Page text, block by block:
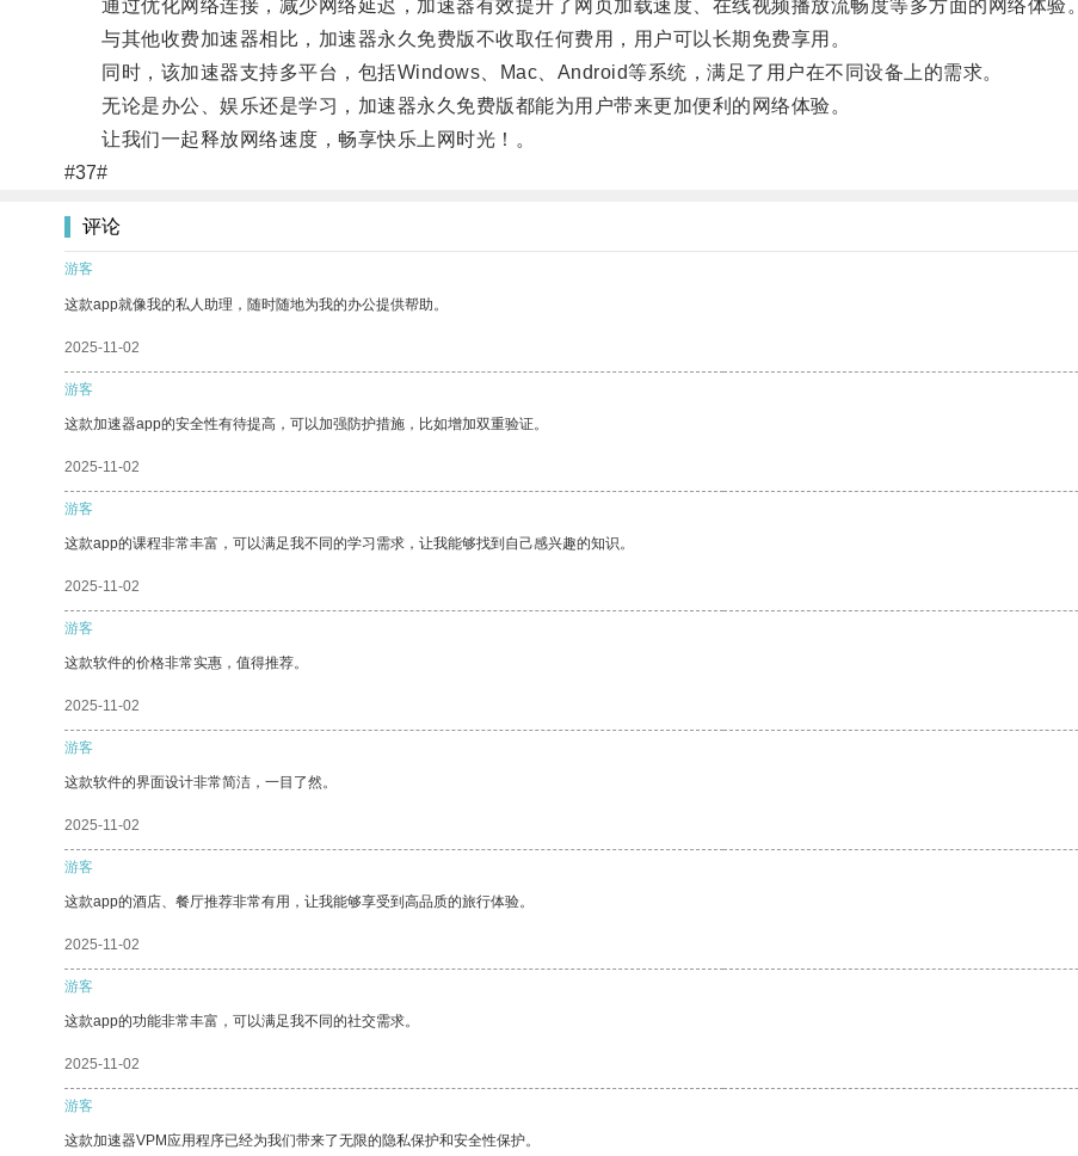
通过优化网络连接，减少网络延迟，加速器有效提升了网页加载速度、在线视频播放流畅度等多方面的网络体验。
与其他收费加速器相比，加速器永久免费版不收取任何费用，用户可以长期免费享用。
同时，该加速器支持多平台，包括Windows、Mac、Android等系统，满足了用户在不同设备上的需求。
无论是办公、娱乐还是学习，加速器永久免费版都能为用户带来更加便利的网络体验。
让我们一起释放网络速度，畅享快乐上网时光！。
#37#
评论
游客
这款app就像我的私人助理，随时随地为我的办公提供帮助。
2025-11-02
游客
这款加速器app的安全性有待提高，可以加强防护措施，比如增加双重验证。
2025-11-02
游客
这款app的课程非常丰富，可以满足我不同的学习需求，让我能够找到自己感兴趣的知识。
2025-11-02
游客
这款软件的价格非常实惠，值得推荐。
2025-11-02
游客
这款软件的界面设计非常简洁，一目了然。
2025-11-02
游客
这款app的酒店、餐厅推荐非常有用，让我能够享受到高品质的旅行体验。
2025-11-02
游客
这款app的功能非常丰富，可以满足我不同的社交需求。
2025-11-02
游客
这款加速器VPM应用程序已经为我们带来了无限的隐私保护和安全性保护。